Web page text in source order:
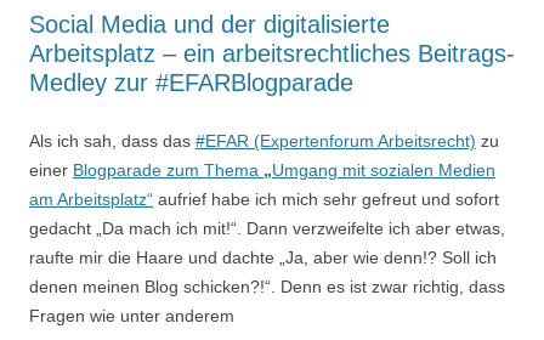
Social Media und der digitalisierte
Arbeitsplatz – ein arbeitsrechtliches Beitrags-
Medley zur #EFARBlogparade
Als ich sah, dass das #EFAR (Expertenforum Arbeitsrecht) zu
einer Blogparade zum Thema „Umgang mit sozialen Medien
am Arbeitsplatz“ aufrief habe ich mich sehr gefreut und sofort
gedacht „Da mach ich mit!“. Dann verzweifelte ich aber etwas,
raufte mir die Haare und dachte „Ja, aber wie denn!? Soll ich
denen meinen Blog schicken?!“. Denn es ist zwar richtig, dass
Fragen wie unter anderem